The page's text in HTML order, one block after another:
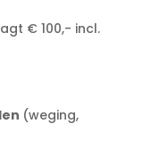
€ 100,- incl.
(weging,